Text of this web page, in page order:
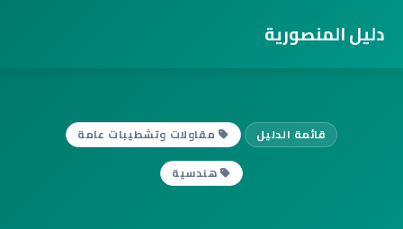
دليل المنصورية
قائمة الدليل
مقاولات وتشطيبات عامة
هندسية